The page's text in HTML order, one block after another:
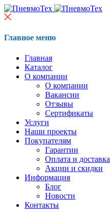
Главное меню
Главная
Каталог
О компании
О компании
Вакансии
Отзывы
Сертификаты
Услуги
Наши проекты
Покупателям
Гарантии
Оплата и доставка
Акции и скидки
Информация
Блог
Новости
Контакты